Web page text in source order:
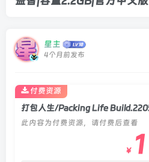
星主
4个月前发布
此内容为付费资源，请付费后查看
￥ 1
付费资源